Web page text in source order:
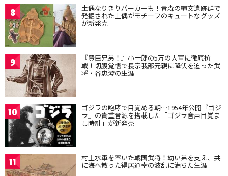
8 土偶なりきりパーカーも！青森の縄文遺跡群で
発掘された土偶がモチーフのキュートなグッズ
が新発売
9 『豊臣兄弟！』小一郎の5万の大軍に徹底抗
戦！切腹覚悟で長宗我部元親に降伏を迫った武
将・谷忠澄の生涯
10 ゴジラの咆哮で目覚める朝…1954年公開『ゴジ
ラ』の貴重音源を搭載した「ゴジラ音声目覚ま
し時計」が新発売
11 村上水軍を率いた戦国武将！幼い弟を支え、共
に海へ散った得居通幸の波乱に満ちた生涯